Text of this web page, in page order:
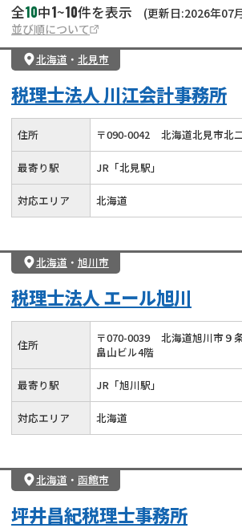
全10中1~10件を表示
(更新日:2026年07
並び順について
北海道 ・ 北見市
税理士法人 川江会計事務所
住所 〒090-0042 北海道北見市北
最寄り駅 JR「北見駅」
対応エリア 北海道
北海道 ・ 旭川市
税理士法人 エール旭川
住所 〒070-0039
北海道旭川市９
畠山ビル4階
最寄り駅 JR「旭川駅」
対応エリア 北海道
北海道 ・ 函館市
坪井昌紀税理士事務所